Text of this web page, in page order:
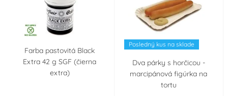
1 000 ml
VÝPRODEJ - Poslední šance ke koupi
Farba pastovitá Black
Extra 42 g SGF (čierna
extra)
Posledný kus na sklade
Dva párky s horčicou -
marcipánová figúrka na
tortu